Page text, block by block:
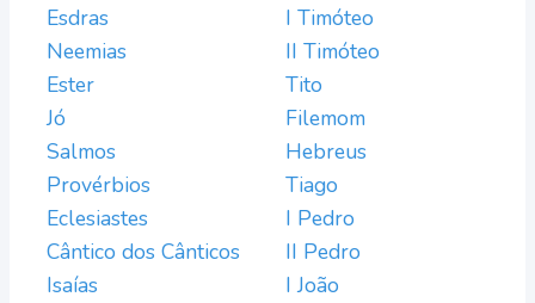
Esdras
Neemias
Ester
Jó
Salmos
Provérbios
Eclesiastes
Cântico dos Cânticos
Isaías
I Timóteo
II Timóteo
Tito
Filemom
Hebreus
Tiago
I Pedro
II Pedro
I João